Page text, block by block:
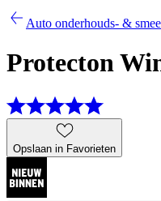
Auto onderhouds- &
Protecton
Opslaan in Favorieten